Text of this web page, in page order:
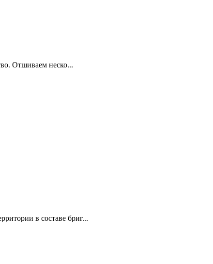
Отшиваем неско...
в составе бриг...